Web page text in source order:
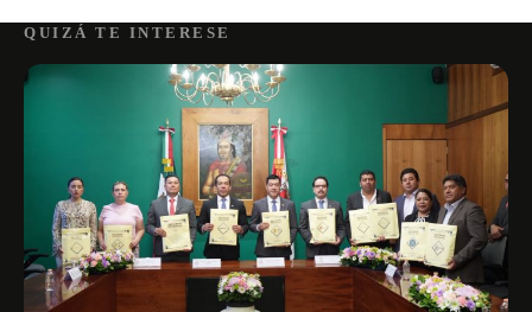
QUIZÁ TE INTERESE